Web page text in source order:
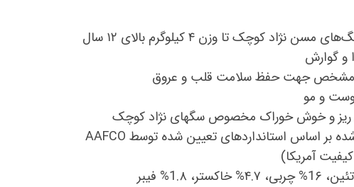
نژاد کوچک تا وزن ۴ کیلوگرم بالای ۱۲ سال
و گوارش
مشخص جهت حفظ سلامت قلب و عروق
و مو
ریز و خوش خوراک مخصوص سگهای نژاد کوچک
ترکیب فرموله شده بر اساس استانداردهای تعیین شده توسط AAFCO
آمریکا)